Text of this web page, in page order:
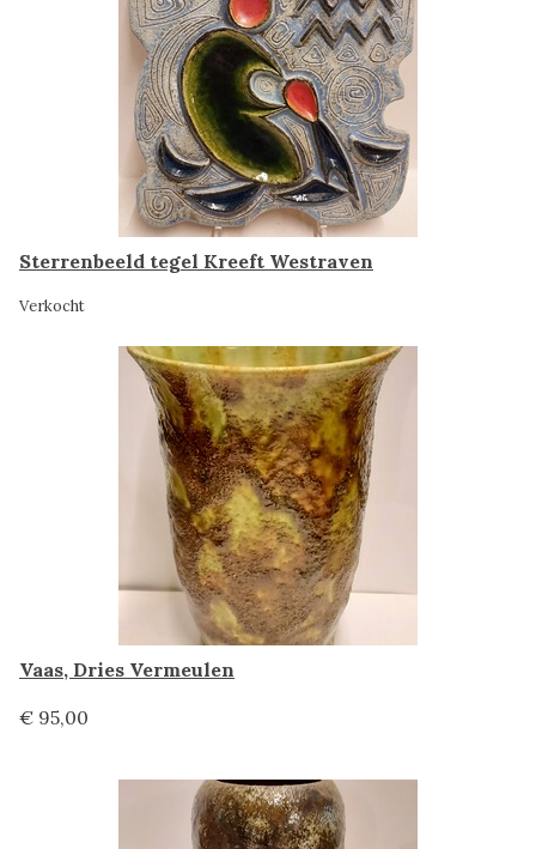
Sterrenbeeld tegel Kreeft Westraven
Verkocht
Vaas, Dries Vermeulen
€ 95,00